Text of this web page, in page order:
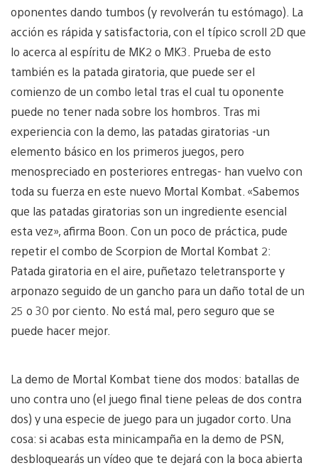
oponentes dando tumbos (y revolverán tu estómago). La
acción es rápida y satisfactoria, con el típico scroll 2D que
lo acerca al espíritu de MK2 o MK3. Prueba de esto
también es la patada giratoria, que puede ser el
comienzo de un combo letal tras el cual tu oponente
puede no tener nada sobre los hombros. Tras mi
experiencia con la demo, las patadas giratorias -un
elemento básico en los primeros juegos, pero
menospreciado en posteriores entregas- han vuelvo con
toda su fuerza en este nuevo Mortal Kombat. «Sabemos
que las patadas giratorias son un ingrediente esencial
esta vez», afirma Boon. Con un poco de práctica, pude
repetir el combo de Scorpion de Mortal Kombat 2:
Patada giratoria en el aire, puñetazo teletransporte y
arponazo seguido de un gancho para un daño total de un
25 o 30 por ciento. No está mal, pero seguro que se
puede hacer mejor.
La demo de Mortal Kombat tiene dos modos: batallas de
uno contra uno (el juego final tiene peleas de dos contra
dos) y una especie de juego para un jugador corto. Una
cosa: si acabas esta minicampaña en la demo de PSN,
desbloquearás un vídeo que te dejará con la boca abierta